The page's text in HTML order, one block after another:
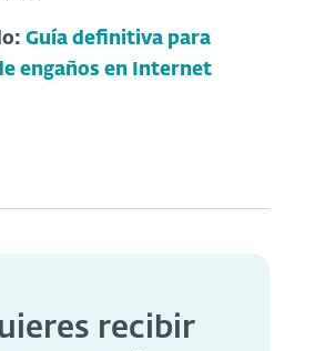
Guía definitiva para
engaños en Internet
recibir